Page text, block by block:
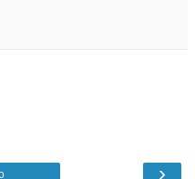
›